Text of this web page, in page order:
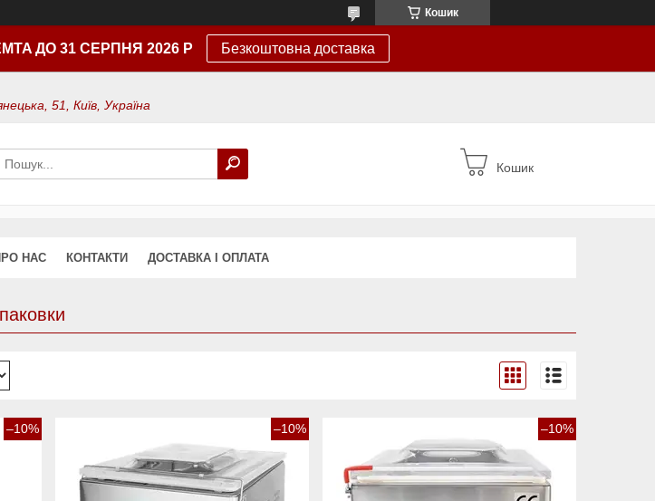
Кошик
ДО 31 СЕРПНЯ 2026 Р Безкоштовна доставка
51, Київ, Україна
Кошик
НАС КОНТАКТИ ДОСТАВКА І ОПЛАТА
–10% –10% –10%